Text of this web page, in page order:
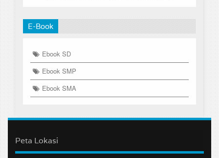
E-Book
Ebook SD
Ebook SMP
Ebook SMA
Peta Lokasi